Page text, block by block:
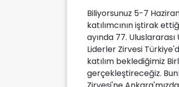
Biliyorsunuz 5-7
katılımcının iştirak
ayında 77.
Liderler Zirvesi
katılım beklediğimiz
gerçekleştireceğiz.